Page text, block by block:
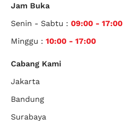
Jam Buka
Senin - Sabtu :09:00 - 17:00
Minggu :10:00 - 17:00
Cabang Kami
Jakarta
Bandung
Surabaya